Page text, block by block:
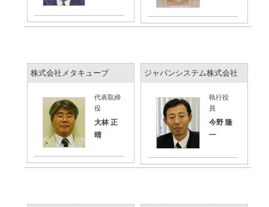
株式会社メタキューブ
代表取締
役
大林 正
晴
ジャパンシステム株式会社
執行役
員
今野 隆
一